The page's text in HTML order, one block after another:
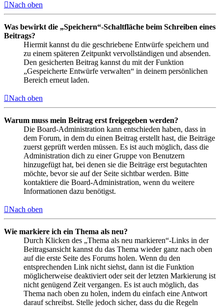
Nach oben
Was bewirkt die „Speichern“-Schaltfläche beim Schreiben eines
Beitrags?
Hiermit kannst du die geschriebene Entwürfe speichern und
zu einem späteren Zeitpunkt vervollständigen und absenden.
Den gesicherten Beitrag kannst du mit der Funktion
„Gespeicherte Entwürfe verwalten“ in deinem persönlichen
Bereich erneut laden.
Nach oben
Warum muss mein Beitrag erst freigegeben werden?
Die Board-Administration kann entschieden haben, dass in
dem Forum, in dem du einen Beitrag erstellt hast, die Beiträge
zuerst geprüft werden müssen. Es ist auch möglich, dass die
Administration dich zu einer Gruppe von Benutzern
hinzugefügt hat, bei denen sie die Beiträge erst begutachten
möchte, bevor sie auf der Seite sichtbar werden. Bitte
kontaktiere die Board-Administration, wenn du weitere
Informationen dazu benötigst.
Nach oben
Wie markiere ich ein Thema als neu?
Durch Klicken des „Thema als neu markieren“-Links in der
Beitragsansicht kannst du das Thema wieder ganz nach oben
auf die erste Seite des Forums holen. Wenn du den
entsprechenden Link nicht siehst, dann ist die Funktion
möglicherweise deaktiviert oder seit der letzten Markierung ist
nicht genügend Zeit vergangen. Es ist auch möglich, das
Thema nach oben zu holen, indem du einfach eine Antwort
darauf schreibst. Stelle jedoch sicher, dass du die Regeln